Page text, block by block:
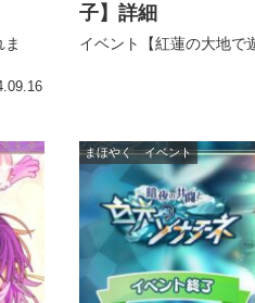
子】詳細
イベント【紅蓮の大地で
まほやく イベント